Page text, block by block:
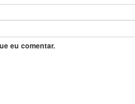
eu comentar.